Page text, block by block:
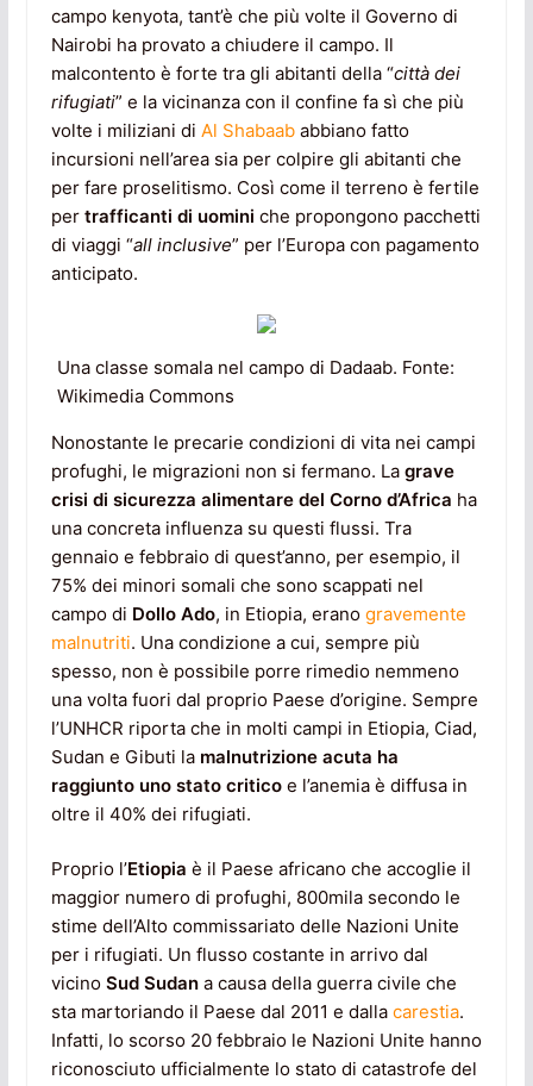
campo kenyota, tant’è che più volte il Governo di
Nairobi ha provato a chiudere il campo. Il
malcontento è forte tra gli abitanti della “città dei
rifugiati” e la vicinanza con il confine fa sì che più
volte i miliziani di Al Shabaababbiano fatto
incursioni nell’area sia per colpire gli abitanti che
per fare proselitismo. Così come il terreno è fertile
per trafficanti di uomini che propongono pacchetti
di viaggi “all inclusive” per l’Europa con pagamento
anticipato.
Una classe somala nel campo di Dadaab. Fonte:
Wikimedia Commons
Nonostante le precarie condizioni di vita nei campi
profughi, le migrazioni non si fermano. La grave
crisi di sicurezza alimentare del Corno d’Africa ha
una concreta influenza su questi flussi. Tra
gennaio e febbraio di quest’anno, per esempio, il
75% dei minori somali che sono scappati nel
campo di Dollo Ado, in Etiopia, eranogravemente
malnutriti. Una condizione a cui, sempre più
spesso, non è possibile porre rimedio nemmeno
una volta fuori dal proprio Paese d’origine. Sempre
l’UNHCR riporta che in molti campi in Etiopia, Ciad,
Sudan e Gibuti la malnutrizione acuta ha
raggiunto uno stato criticoe l’anemia è diffusa in
oltre il 40% dei rifugiati.
Proprio l’Etiopia è il Paese africano che accoglie il
maggior numero di profughi, 800mila secondo le
stime dell’Alto commissariato delle Nazioni Unite
per i rifugiati. Un flusso costante in arrivo dal
vicinoSud Sudana causa della guerra civile che
sta martoriando il Paese dal 2011 e dalla carestia.
Infatti, lo scorso 20 febbraio le Nazioni Unite hanno
riconosciuto ufficialmente lo stato di catastrofe del